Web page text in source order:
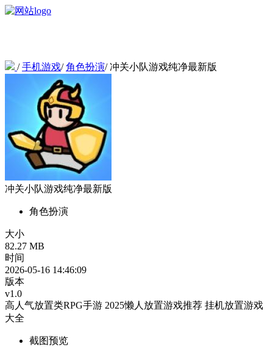
/手机游戏/角色扮演/冲关小队游戏纯净最新版
冲关小队游戏纯净最新版
角色扮演
大小
82.27 MB
时间
2026-05-16 14:46:09
版本
v1.0
高人气放置类RPG手游 2025懒人放置游戏推荐 挂机放置游戏
大全
截图预览